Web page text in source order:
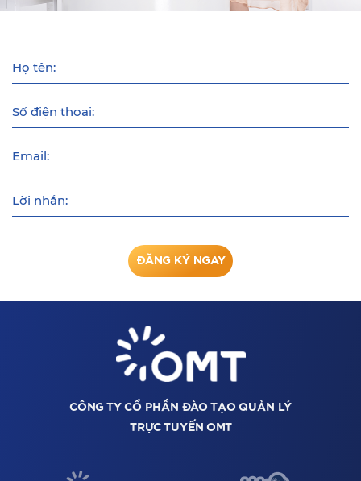
Họ tên:
Số điện thoại:
Email:
Lời nhắn:
ĐĂNG KÝ NGAY
CÔNG TY CỔ PHẦN ĐÀO TẠO QUẢN LÝ
TRỰC TUYẾN OMT